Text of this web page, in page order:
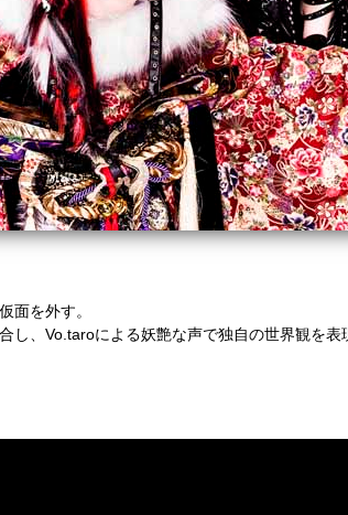
面を外す。
し、Vo.taroによる妖艶な声で独自の世界観を表